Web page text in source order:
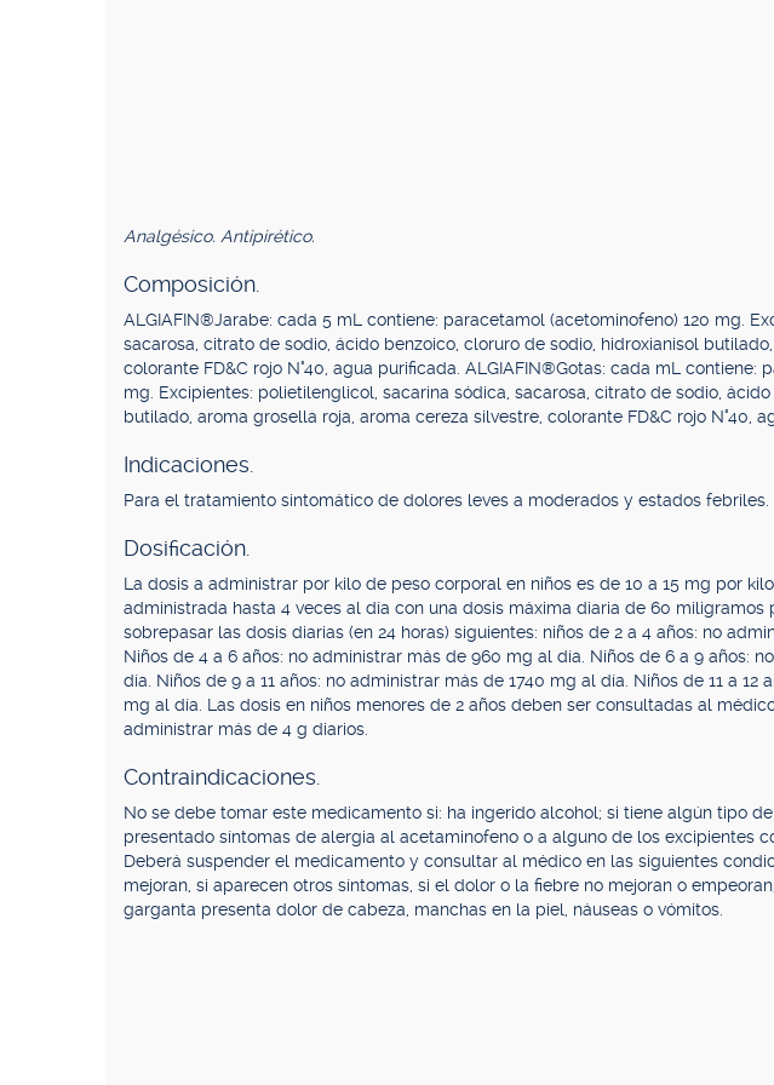
Analgésico. Antipirético.
Composición.
ALGIAFIN®Jarabe: cada 5 mL contiene: paracetamol (acetominofeno) 120 mg.
sacarosa, citrato de sodio, ácido benzoico, cloruro de sodio, hidroxianisol
colorante FD&C rojo N°40, agua purificada. ALGIAFIN®Gotas: cada mL contiene:
mg. Excipientes: polietilenglicol, sacarina sódica, sacarosa, citrato de sodio,
butilado, aroma grosella roja, aroma cereza silvestre, colorante FD&C rojo N°40,
Indicaciones.
Para el tratamiento sintomático de dolores leves a moderados y estados febriles.
Dosificación.
La dosis a administrar por kilo de peso corporal en niños es de 10 a 15 mg por
administrada hasta 4 veces al día con una dosis máxima diaria de 60 miligramos
sobrepasar las dosis diarias (en 24 horas) siguientes: niños de 2 a 4 años: no
Niños de 4 a 6 años: no administrar más de 960 mg al día. Niños de 6 a 9 años:
día. Niños de 9 a 11 años: no administrar más de 1740 mg al día. Niños de 11 a 12
mg al día. Las dosis en niños menores de 2 años deben ser consultadas al
administrar más de 4 g diarios.
Contraindicaciones.
No se debe tomar este medicamento si: ha ingerido alcohol; si tiene algún tipo
presentado síntomas de alergia al acetaminofeno o a alguno de los excipientes
Deberá suspender el medicamento y consultar al médico en las siguientes
mejoran, si aparecen otros síntomas, si el dolor o la fiebre no mejoran o
garganta presenta dolor de cabeza, manchas en la piel, náuseas o vómitos.